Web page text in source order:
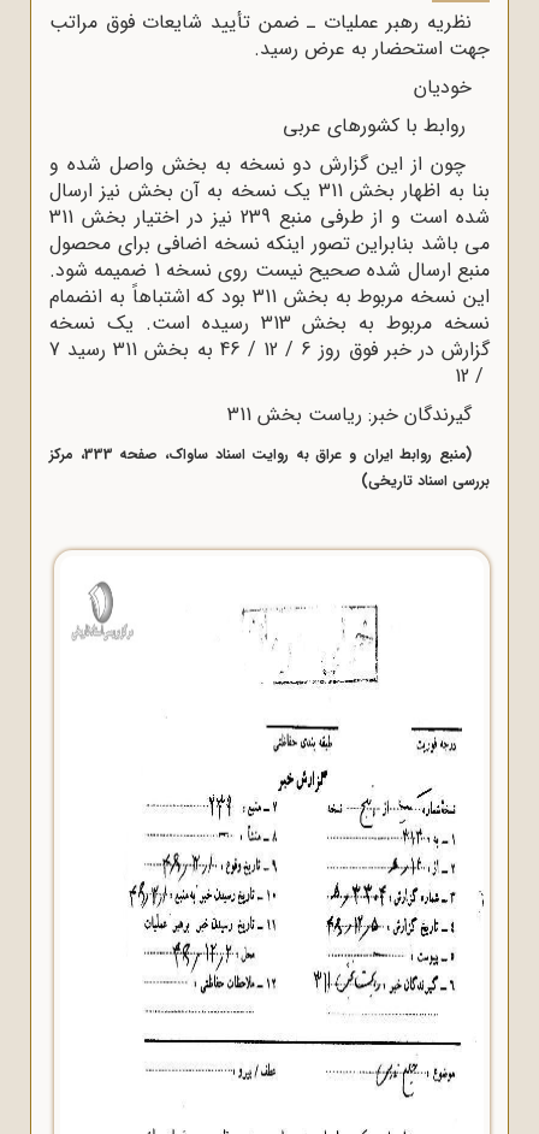
نظریه رهبر عملیات ـ ضمن تأیید شایعات فوق مراتب
جهت استحضار به عرض رسید.
خودیان
روابط با کشورهای عربی
چون از این گزارش دو نسخه به بخش واصل شده و
بنا به اظهار بخش 311 یک نسخه به آن بخش نیز ارسال
شده است و از طرفی منبع 239 نیز در اختیار بخش 311
می باشد بنابراین تصور اینکه نسخه اضافی برای محصول
منبع ارسال شده صحیح نیست روی نسخه 1 ضمیمه شود.
این نسخه مربوط به بخش 311 بود که اشتباهاً به انضمام
نسخه مربوط به بخش 313 رسیده است. یک نسخه
گزارش در خبر فوق روز 6 / 12 / 46 به بخش 311 رسید 7
/ 12
گیرندگان خبر: ریاست بخش 311
(منبع روابط ایران و عراق به روایت اسناد ساواک، صفحه 333، مرکز
بررسی اسناد تاریخی)